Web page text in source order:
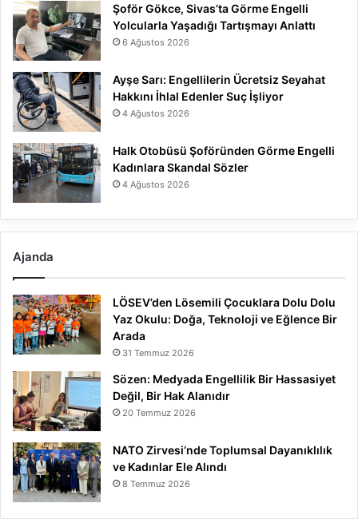
Şoför Gökce, Sivas’ta Görme Engelli
Yolcularla Yaşadığı Tartışmayı Anlattı
6 Ağustos 2026
Ayşe Sarı: Engellilerin Ücretsiz Seyahat
Hakkını İhlal Edenler Suç İşliyor
4 Ağustos 2026
Halk Otobüsü Şoföründen Görme Engelli
Kadınlara Skandal Sözler
4 Ağustos 2026
Ajanda
LÖSEV’den Lösemili Çocuklara Dolu Dolu
Yaz Okulu: Doğa, Teknoloji ve Eğlence Bir
Arada
31 Temmuz 2026
Sözen: Medyada Engellilik Bir Hassasiyet
Değil, Bir Hak Alanıdır
20 Temmuz 2026
NATO Zirvesi’nde Toplumsal Dayanıklılık
ve Kadınlar Ele Alındı
8 Temmuz 2026